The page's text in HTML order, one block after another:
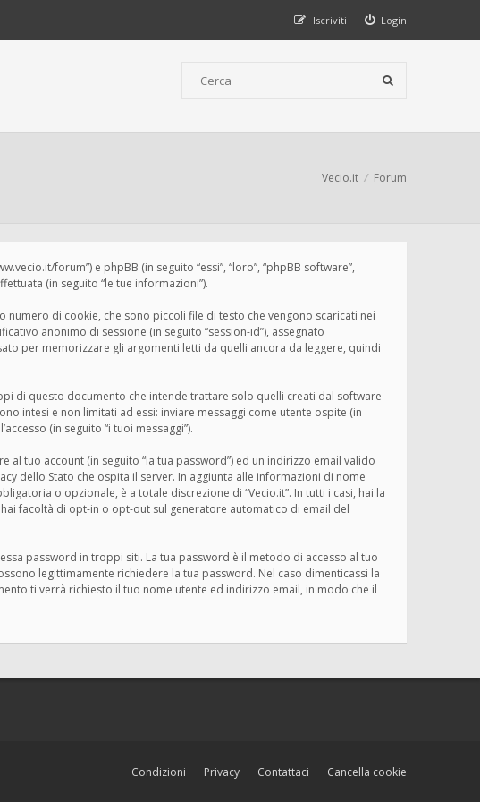
Login
Iscriviti
Vecio.it Forum
forum”) e phpBB (in seguito “essi”, “loro”, “phpBB software”,
(in seguito “le tue informazioni”).
numero di cookie, che sono piccoli file di testo che vengono scaricati nei
anonimo di sessione (in seguito “session-id”), assegnato
per memorizzare gli argomenti letti da quelli ancora da leggere, quindi
di questo documento che intende trattare solo quelli creati dal software
intesi e non limitati ad essi: inviare messaggi come utente ospite (in
(in seguito “i tuoi messaggi”).
al tuo account (in seguito “la tua password”) ed un indirizzo email valido
dello Stato che ospita il server. In aggiunta alle informazioni di nome
o opzionale, è a totale discrezione di “Vecio.it”. In tutti i casi, hai la
facoltà di opt-in o opt-out sul generatore automatico di email del
password in troppi siti. La tua password è il metodo di accesso al tuo
legittimamente richiedere la tua password. Nel caso dimenticassi la
ti verrà richiesto il tuo nome utente ed indirizzo email, in modo che il
Cancella cookie
Contattaci
Privacy
Condizioni